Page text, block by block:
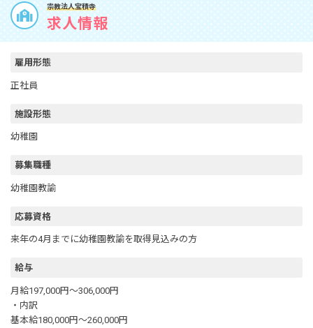
宗教法人宝積寺
求人情報
雇用形態
正社員
施設形態
幼稚園
募集職種
幼稚園教諭
応募資格
来年の4月までに幼稚園教諭を取得見込みの方
給与
月給197,000円～306,000円
・内訳
基本給180,000円～260,000円